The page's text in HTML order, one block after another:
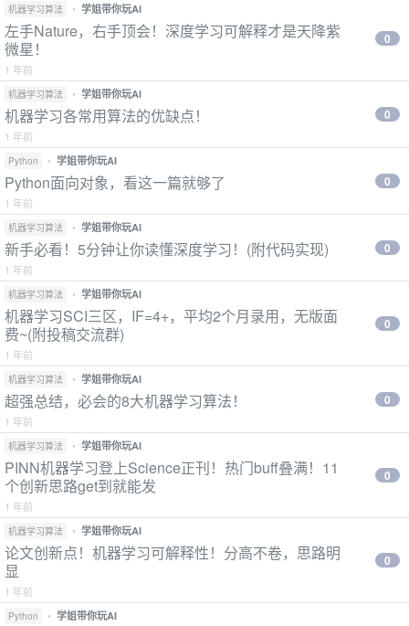
机器学习算法 • 学姐带你玩AI
左手Nature，右手顶会！深度学习可解释才是天降紫
微星！
1 年前
0
机器学习算法 • 学姐带你玩AI
机器学习各常用算法的优缺点！
1 年前
0
Python • 学姐带你玩AI
Python面向对象，看这一篇就够了
1 年前
0
机器学习算法 • 学姐带你玩AI
新手必看！5分钟让你读懂深度学习！(附代码实现)
1 年前
0
机器学习算法 • 学姐带你玩AI
机器学习SCI三区，IF=4+，平均2个月录用，无版面
费~(附投稿交流群)
1 年前
0
机器学习算法 • 学姐带你玩AI
超强总结，必会的8大机器学习算法！
1 年前
0
机器学习算法 • 学姐带你玩AI
PINN机器学习登上Science正刊！热门buff叠满！11
个创新思路get到就能发
1 年前
0
机器学习算法 • 学姐带你玩AI
论文创新点！机器学习可解释性！分高不卷，思路明
显
1 年前
0
Python • 学姐带你玩AI